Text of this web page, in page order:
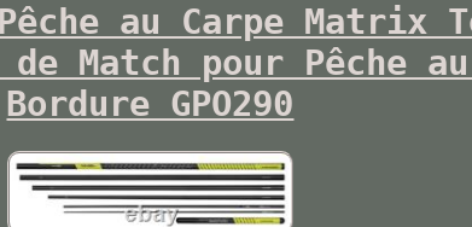
au Carpe Matrix
de Match pour Pêche
Bordure GPO290